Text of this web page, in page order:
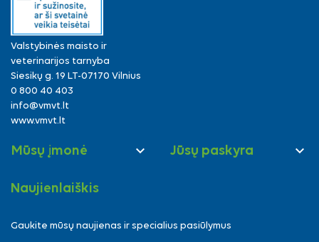
Valstybinės maisto ir
veterinarijos tarnyba
Siesikų g. 19 LT-07170 Vilnius
0 800 40 403
info@vmvt.lt
www.vmvt.lt
Mūsų įmonė  Jūsų paskyra 
Naujienlaiškis
Gaukite mūsų naujienas ir specialius pasiūlymus